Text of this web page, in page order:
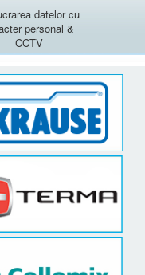
datelor cu
personal &
CCTV